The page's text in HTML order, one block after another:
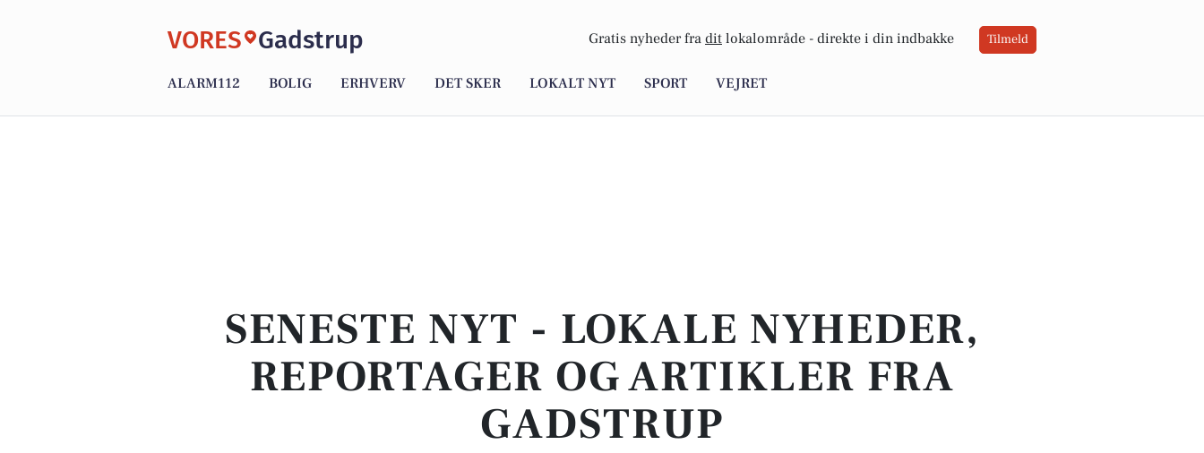
VORES Gadstrup Gratis nyheder fra dit lokalområde - direkte i din indbakke Tilmeld
ALARM112 BOLIG ERHVERV DET SKER LOKALT NYT SPORT VEJRET
SENESTE NYT - LOKALE NYHEDER,
REPORTAGER OG ARTIKLER FRA
GADSTRUP